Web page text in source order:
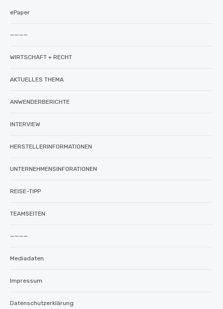
ePaper
————
WIRTSCHAFT + RECHT
AKTUELLES THEMA
ANWENDERBERICHTE
INTERVIEW
HERSTELLERINFORMATIONEN
UNTERNEHMENSINFORATIONEN
REISE-TIPP
TEAMSEITEN
————
Mediadaten
Impressum
Datenschutzerklärung